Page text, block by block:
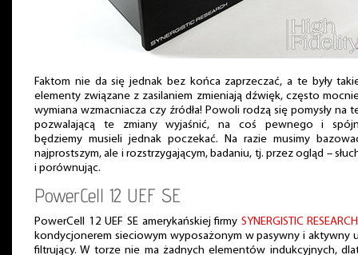
Faktom nie da się jednak bez końca zaprzeczać, a te były
elementy związane z zasilaniem zmieniają dźwięk, często
wymiana wzmacniacza czy źródła! Powoli rodzą się pomysły na
pozwalającą te zmiany wyjaśnić, na coś pewnego i
będziemy musieli jednak poczekać. Na razie musimy
najprostszym, ale i rozstrzygającym, badaniu, tj. przez ogląd –
i porównując.
PowerCell 12 UEF SE
PowerCell 12 UEF SE amerykańskiej firmy SYNERGISTIC RESEARCH
kondycjonerem sieciowym wyposażonym w pasywny i aktywny
filtrujący. W torze nie ma żadnych elementów indukcyjnych,